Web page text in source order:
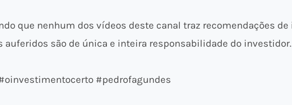
que nenhum dos vídeos deste canal traz recomendações
auferidos são de única e inteira responsabilidade do investidor.
#pedrofagundes